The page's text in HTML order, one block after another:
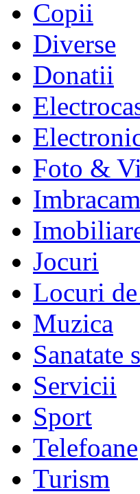
Copii
Diverse
Donatii
Foto &
Jocuri
Locuri
Muzica
Sanatate
Servicii
Sport
Telefoane
Turism